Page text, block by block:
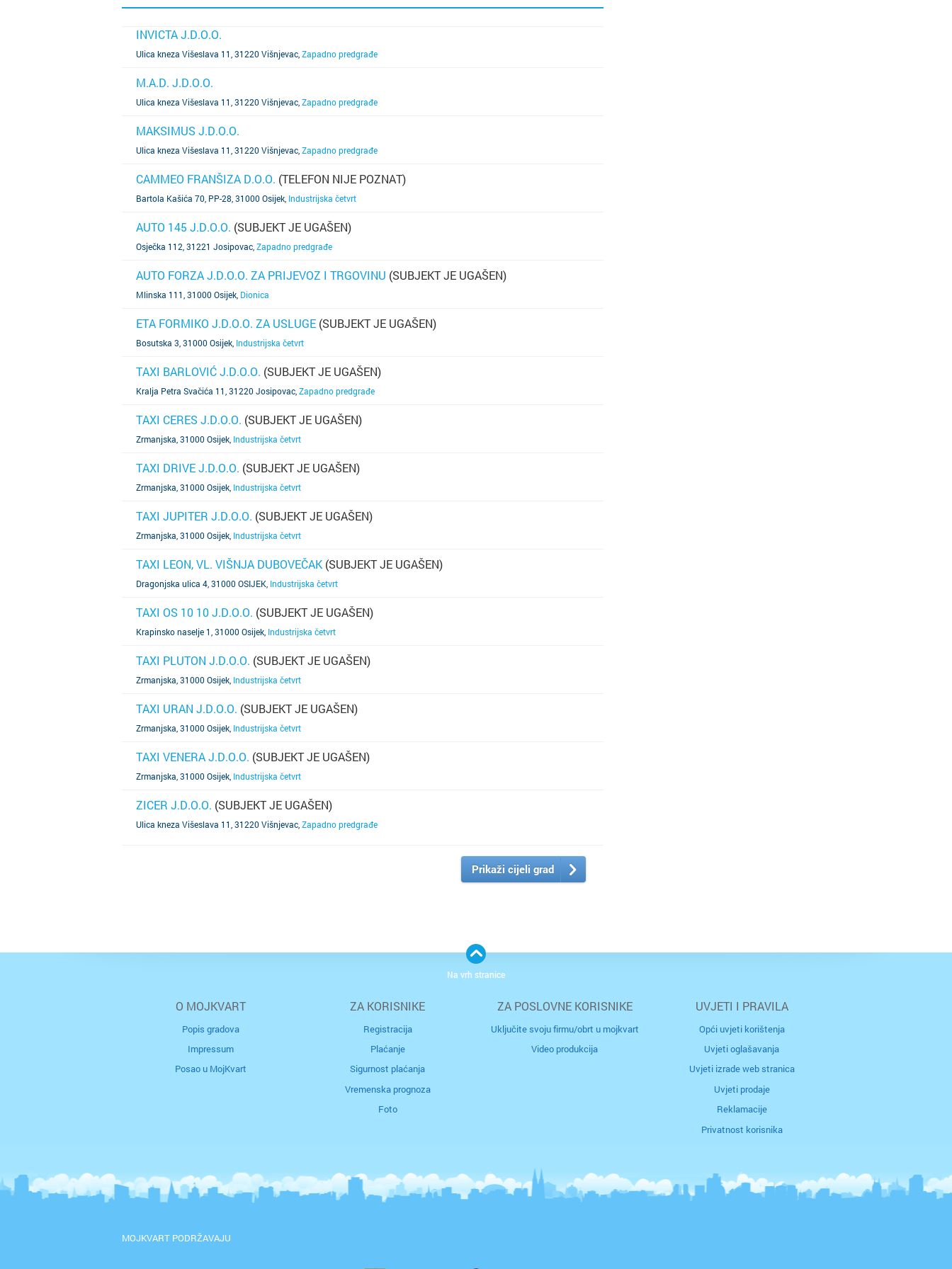
INVICTA J.D.O.O.
Ulica kneza Višeslava 11, 31220 Višnjevac Zapadno predgrađe
M.A.D. J.D.O.O.
Ulica kneza Višeslava 11, 31220 Višnjevac Zapadno predgrađe
MAKSIMUS J.D.O.O.
Ulica kneza Višeslava 11, 31220 Višnjevac Zapadno predgrađe
CAMMEO FRANŠIZA D.O.O. (TELEFON NIJE POZNAT)
Bartola Kašića 70, PP-28, 31000 Osijek Industrijska četvrt
AUTO 145 J.D.O.O. (SUBJEKT JE UGAŠEN)
Osječka 112, 31221 Josipovac Zapadno predgrađe
AUTO FORZA J.D.O.O. ZA PRIJEVOZ I TRGOVINU (SUBJEKT JE UGAŠEN)
Mlinska 111, 31000 Osijek Dionica
ETA FORMIKO J.D.O.O. ZA USLUGE (SUBJEKT JE UGAŠEN)
Bosutska 3, 31000 Osijek Industrijska četvrt
TAXI BARLOVIĆ J.D.O.O. (SUBJEKT JE UGAŠEN)
Kralja Petra Svačića 11, 31220 Josipovac Zapadno predgrađe
TAXI CERES J.D.O.O. (SUBJEKT JE UGAŠEN)
Zrmanjska, 31000 Osijek Industrijska četvrt
TAXI DRIVE J.D.O.O. (SUBJEKT JE UGAŠEN)
Zrmanjska, 31000 Osijek Industrijska četvrt
TAXI JUPITER J.D.O.O. (SUBJEKT JE UGAŠEN)
Zrmanjska, 31000 Osijek Industrijska četvrt
TAXI LEON, VL. VIŠNJA DUBOVEČAK (SUBJEKT JE UGAŠEN)
Dragonjska ulica 4, 31000 OSIJEK Industrijska četvrt
TAXI OS 10 10 J.D.O.O. (SUBJEKT JE UGAŠEN)
Krapinsko naselje 1, 31000 Osijek Industrijska četvrt
TAXI PLUTON J.D.O.O. (SUBJEKT JE UGAŠEN)
Zrmanjska, 31000 Osijek Industrijska četvrt
TAXI URAN J.D.O.O. (SUBJEKT JE UGAŠEN)
Zrmanjska, 31000 Osijek Industrijska četvrt
TAXI VENERA J.D.O.O. (SUBJEKT JE UGAŠEN)
Zrmanjska, 31000 Osijek Industrijska četvrt
ZICER J.D.O.O. (SUBJEKT JE UGAŠEN)
Ulica kneza Višeslava 11, 31220 Višnjevac Zapadno predgrađe
Prikaži cijeli grad
O MOJKVART
Popis gradova
Impressum
Posao u MojKvart
ZA KORISNIKE
Registracija
Plaćanje
Sigurnost plaćanja
Vremenska prognoza
Foto
ZA POSLOVNE KORISNIKE
Uključite svoju firmu/obrt u mojkvart
Video produkcija
UVJETI I PRAVILA
Opći uvjeti korištenja
Uvjeti oglašavanja
Uvjeti izrade web stranica
Uvjeti prodaje
Reklamacije
Privatnost korisnika
MOJKVART PODRŽAVAJU
Na vrh stranice